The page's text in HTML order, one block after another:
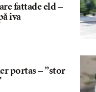
fattade eld –
iva
portas – ”stor